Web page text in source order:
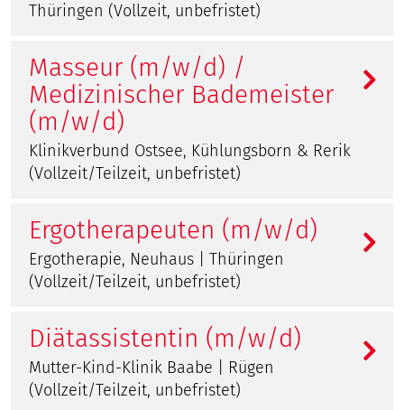
Thüringen (Vollzeit, unbefristet)
Masseur (m/w/d) /
Medizinischer Bademeister
(m/w/d)
Klinikverbund Ostsee, Kühlungsborn & Rerik
(Vollzeit/Teilzeit, unbefristet)
Ergotherapeuten (m/w/d)
Ergotherapie, Neuhaus | Thüringen
(Vollzeit/Teilzeit, unbefristet)
Diätassistentin (m/w/d)
Mutter-Kind-Klinik Baabe | Rügen
(Vollzeit/Teilzeit, unbefristet)